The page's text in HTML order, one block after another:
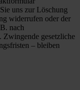
uns zur Löschung
widerrufen oder der
nach
Zwingende gesetzliche
– bleiben